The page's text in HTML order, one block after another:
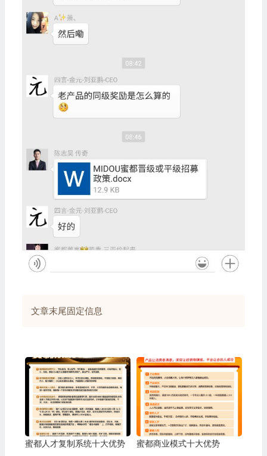
文章末尾固定信息
蜜都人才复制系统十大优势 蜜都商业模式十大优势